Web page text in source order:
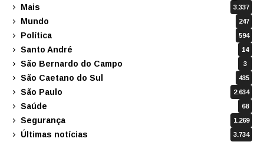
Mais 3.337
Mundo 247
Política 594
Santo André 14
São Bernardo do Campo 3
São Caetano do Sul 435
São Paulo 2.634
Saúde 68
Segurança 1.269
Últimas notícias 3.734